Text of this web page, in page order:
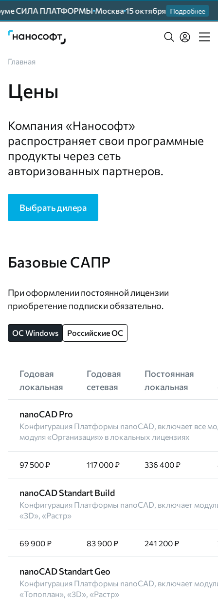
СИЛА ПЛАТФОРМЫ Москва 15 октября Подробнее
Главная
Цены
Компания «Нанософт»
распространяет свои программные
продукты через сеть
авторизованных партнеров.
Выбрать дилера
Базовые САПР
При оформлении постоянной лицензии
приобретение подписки обязательно.
OC Windows Российские ОС
Годовая
локальная
Годовая
сетевая
Постоянная
локальная
nanoCAD Pro
Конфигурация Платформы nanoCAD, включает все
модуля «Организация» в локальных лицензиях
97 500 ₽ 117 000 ₽ 336 400 ₽
nanoCAD Standart Build
Конфигурация Платформы nanoCAD, включает
«3D», «Растр»
69 900 ₽ 83 900 ₽ 241 200 ₽
nanoCAD Standart Geo
Конфигурация Платформы nanoCAD, включает
«Топоплан», «3D», «Растр»